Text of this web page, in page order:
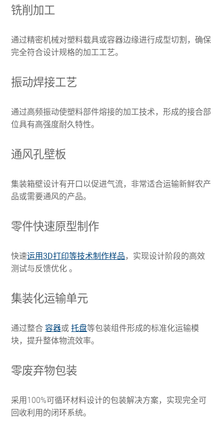
铣削加工
通过精密机械对塑料载具或容器边缘进行成型切割，确保
完全符合设计规格的加工工艺。
振动焊接工艺
通过高频振动使塑料部件熔接的加工技术，形成的接合部
位具有高强度耐久特性。
通风孔壁板
集装箱壁设计有开口以促进气流，非常适合运输新鲜农产
品或需要通风的产品。
零件快速原型制作
快速运用3D打印等技术制作样品，实现设计阶段的高效
测试与反馈优化 。
集装化运输单元
通过整合 容器或托盘等包装组件形成的标准化运输模
块，提升整体物流效率。
零废弃物包装
采用100%可循环材料设计的包装解决方案，实现完全可
回收利用的闭环系统。